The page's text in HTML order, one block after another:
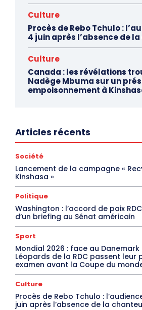
Culture
Procès de Rebo Tchulo :
4 juin après l’absence de
Culture
Canada : les révélations
Nadège Mbuma sur un
empoisonnement à
Articles récents
Société
Lancement de la campagne «
Kinshasa »
Politique
Washington : l’accord de paix
d’un briefing au Sénat américain
Sport
Mondial 2026 : face au Danemark
Léopards de la RDC passent leur
examen avant la Coupe du
Culture
Procès de Rebo Tchulo :
juin après l’absence de la